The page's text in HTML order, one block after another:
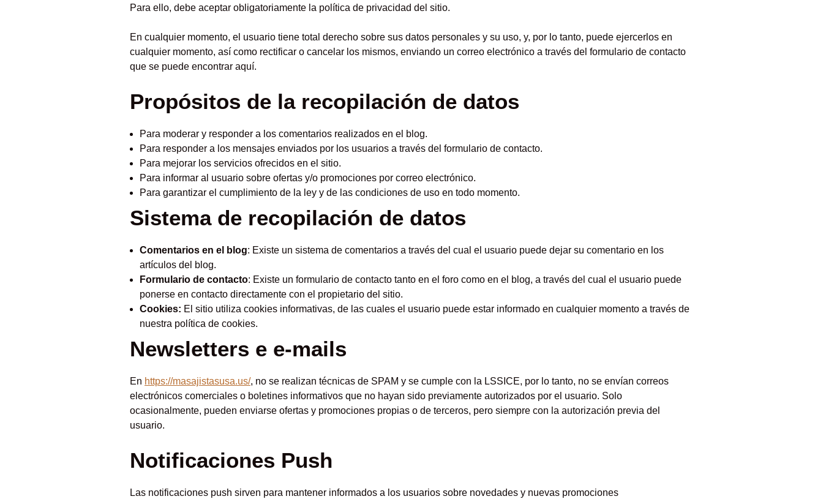
Para ello, debe aceptar obligatoriamente la política de privacidad del sitio.
En cualquier momento, el usuario tiene total derecho sobre sus datos personales y su uso, y, por lo tanto, puede ejercerlos en
cualquier momento, así como rectificar o cancelar los mismos, enviando un correo electrónico a través del formulario de contacto
que se puede encontrar aquí.
Propósitos de la recopilación de datos
Para moderar y responder a los comentarios realizados en el blog.
Para responder a los mensajes enviados por los usuarios a través del formulario de contacto.
Para mejorar los servicios ofrecidos en el sitio.
Para informar al usuario sobre ofertas y/o promociones por correo electrónico.
Para garantizar el cumplimiento de la ley y de las condiciones de uso en todo momento.
Sistema de recopilación de datos
Comentarios en el blog: Existe un sistema de comentarios a través del cual el usuario puede dejar su comentario en los
artículos del blog.
Formulario de contacto: Existe un formulario de contacto tanto en el foro como en el blog, a través del cual el usuario puede
ponerse en contacto directamente con el propietario del sitio.
Cookies: El sitio utiliza cookies informativas, de las cuales el usuario puede estar informado en cualquier momento a través de
nuestra política de cookies.
Newsletters e e-mails
En https://masajistasusa.us/, no se realizan técnicas de SPAM y se cumple con la LSSICE, por lo tanto, no se envían correos
electrónicos comerciales o boletines informativos que no hayan sido previamente autorizados por el usuario. Solo
ocasionalmente, pueden enviarse ofertas y promociones propias o de terceros, pero siempre con la autorización previa del
usuario.
Notificaciones Push
Las notificaciones push sirven para mantener informados a los usuarios sobre novedades y nuevas promociones